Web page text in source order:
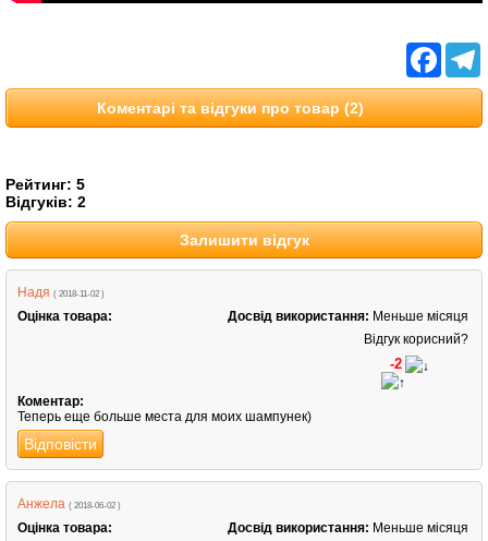
Коментарі та відгуки про товар (2)
Рейтинг: 5
Відгуків: 2
Залишити відгук
Надя ( 2018-11-02 )
Оцінка товара: Досвід використання: Меньше місяця
Відгук корисний?
-2
Коментар:
Теперь еще больше места для моих шампунек)
Відповісти
Анжела ( 2018-06-02 )
Оцінка товара: Досвід використання: Меньше місяця